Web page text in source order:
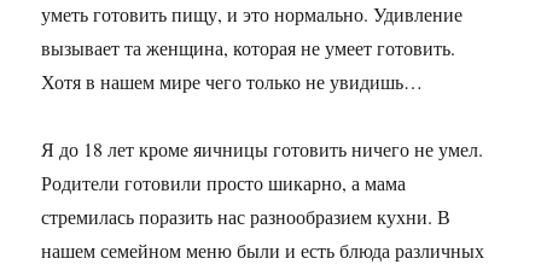
уметь готовить пищу, и это нормально. Удивление
вызывает та женщина, которая не умеет готовить.
Хотя в нашем мире чего только не увидишь…
Я до 18 лет кроме яичницы готовить ничего не умел.
Родители готовили просто шикарно, а мама
стремилась поразить нас разнообразием кухни. В
нашем семейном меню были и есть блюда различных